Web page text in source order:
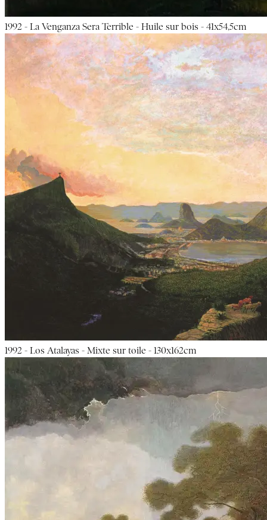
1992 - La Venganza Sera Terrible - Huile sur bois - 41x54,5cm
1992 - Los Atalayas - Mixte sur toile - 130x162cm